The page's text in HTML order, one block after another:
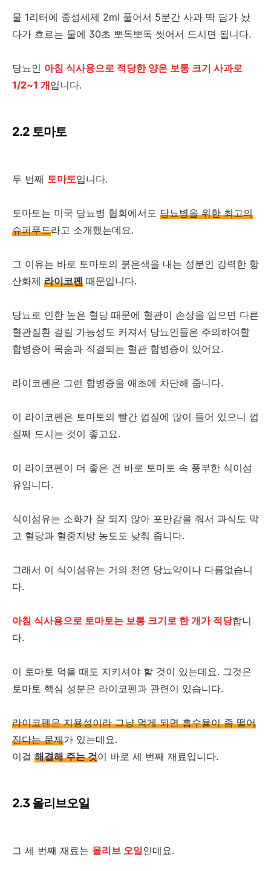
물 1리터에 중성세제 2ml 풀어서 5분간 사과 딱 담가 놨
다가 흐르는 물에 30초 뽀독뽀독 씻어서 드시면 됩니다.
당뇨인 아침 식사용으로 적당한 양은 보통 크기 사과로
1/2~1 개입니다.
2.2 토마토
두 번째 토마토입니다.
토마토는 미국 당뇨병 협회에서도 당뇨병을 위한 최고의
슈퍼푸드라고 소개했는데요.
그 이유는 바로 토마토의 붉은색을 내는 성분인 강력한 항
산화제 라이코펜 때문입니다.
당뇨로 인한 높은 혈당 때문에 혈관이 손상을 입으면 다른
혈관질환 걸릴 가능성도 커져서 당뇨인들은 주의하여할
합병증이 목숨과 직결되는 혈관 합병증이 있어요.
라이코펜은 그런 합병증을 애초에 차단해 줍니다.
이 라이코펜은 토마토의 빨간 껍질에 많이 들어 있으니 껍
질째 드시는 것이 좋고요.
이 라이코펜이 더 좋은 건 바로 토마토 속 풍부한 식이섬
유입니다.
식이섬유는 소화가 잘 되지 않아 포만감을 줘서 과식도 막
고 혈당과 혈중지방 농도도 낮춰 줍니다.
그래서 이 식이섬유는 거의 천연 당뇨약이나 다름없습니
다.
아침 식사용으로 토마토는 보통 크기로 한 개가 적당합니
다.
이 토마토 먹을 때도 지키셔야 할 것이 있는데요. 그것은
토마토 핵심 성분은 라이코펜과 관련이 있습니다.
라이코펜은 지용성이라 그냥 먹게 되면 흡수율이 좀 떨어
진다는 문제가 있는데요.
이걸 해결해 주는 것이 바로 세 번째 재료입니다.
2.3 올리브오일
그 세 번째 재료는 올리브 오일인데요.